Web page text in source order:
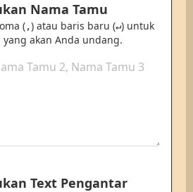
Nama Tamu
(,) atau baris baru (↵) untuk
akan Anda undang.
Text Pengantar